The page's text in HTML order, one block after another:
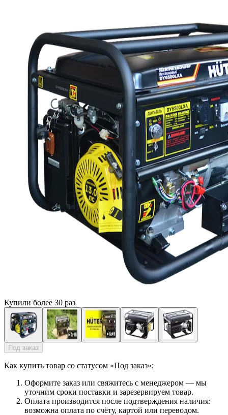
Купили более 30 раз
Под заказ
Как купить товар со статусом «Под заказ»:
Оформите заказ или свяжитесь с менеджером — мы
уточним сроки поставки и зарезервируем товар.
Оплата производится после подтверждения наличия:
возможна оплата по счёту, картой или переводом.